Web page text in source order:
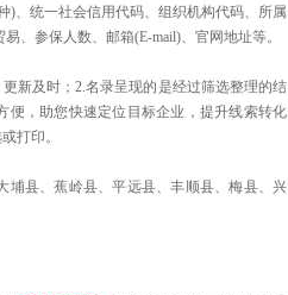
)、统一社会信用代码、组织机构代码、所属
、参保人数、邮箱(E-mail)、官网地址等。
新及时；2.名录呈现的是经过筛选整理的结
便，助您快速定位目标企业，提升线索转化
打印。
埔县、蕉岭县、平远县、丰顺县、梅县、兴